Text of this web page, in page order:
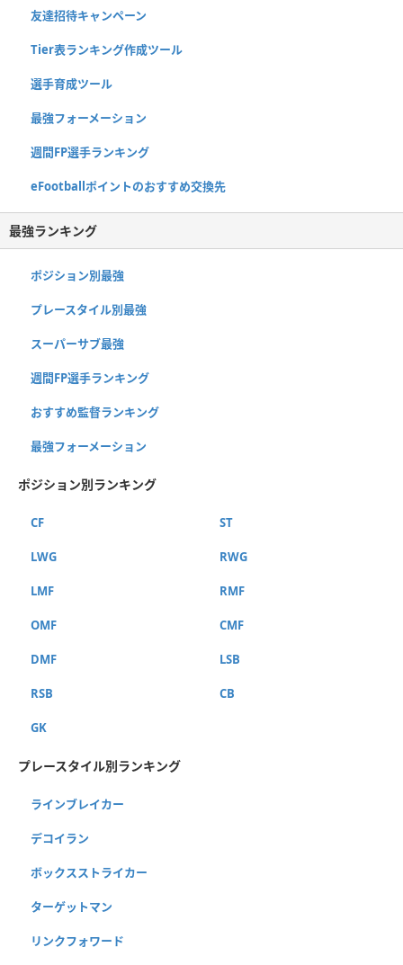
友達招待キャンペーン
Tier表ランキング作成ツール
選手育成ツール
最強フォーメーション
週間FP選手ランキング
eFootballポイントのおすすめ交換先
最強ランキング
ポジション別最強
プレースタイル別最強
スーパーサブ最強
週間FP選手ランキング
おすすめ監督ランキング
最強フォーメーション
ポジション別ランキング
CF ST
LWG RWG
LMF RMF
OMF CMF
DMF LSB
RSB CB
GK
プレースタイル別ランキング
ラインブレイカー
デコイラン
ボックスストライカー
ターゲットマン
リンクフォワード